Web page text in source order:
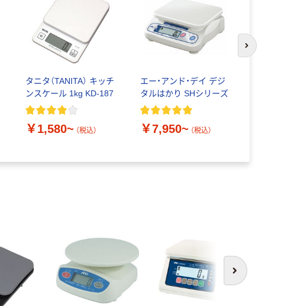
タニタ（TANITA） キッチ
ンスケール 1kg KD-187
￥1,580~ （税込）
エー・アンド・デイ デジ
タルはかり SHシリーズ
￥7,950~ （税込）
次のスライド
次へ